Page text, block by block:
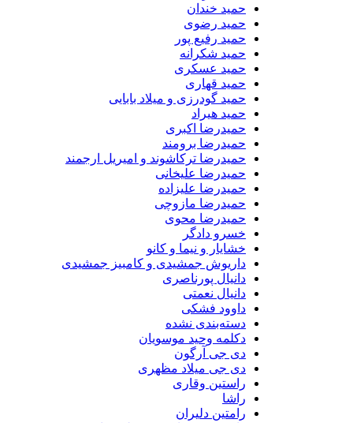
حمید خندان
حمید رضوی
حمید رفیع پور
حمید شکرانه
حمید عسکری
حمید قهاری
حمید گودرزی و میلاد بابایی
حمید هیراد
حمیدرضا اکبری
حمیدرضا برومند
حمیدرضا ترکاشوند و امیریل ارجمند
حمیدرضا علیخانی
حمیدرضا علیزاده
حمیدرضا مازوچی
حمیدرضا محوی
خسرو دادگر
خشایار و نیما و کانو
داریوش جمشیدی و کامبیز جمشیدی
دانیال پورناصری
دانیال نعمتی
داوود فشکی
دسته‌بندی نشده
دکلمه وحید موسویان
دی جی آرگون
دی جی میلاد مظهری
راستین وقاری
راشا
رامتین دلیران